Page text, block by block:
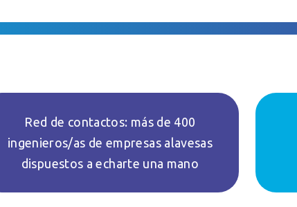
Red de contactos: más de 400
ingenieros/as de empresas alavesas
dispuestos a echarte una mano